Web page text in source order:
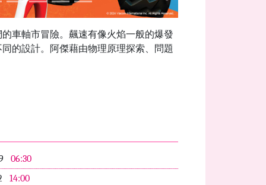
車軸市冒險。飆速有像火焰一般的爆發
的設計。阿傑藉由物理原理探索、問題
06:30
14:00